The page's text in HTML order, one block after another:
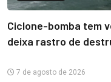
Ciclone-bomba tem
deixa rastro de
7 de agosto de 2026